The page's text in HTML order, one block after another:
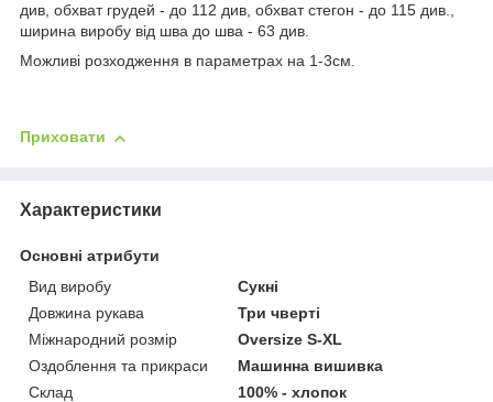
див, обхват грудей - до 112 див, обхват стегон - до 115 див.,
ширина виробу від шва до шва - 63 див.
Можливі розходження в параметрах на 1-3см.
Приховати
Характеристики
Основні атрибути
Вид виробу
Сукні
Довжина рукава
Три чверті
Міжнародний розмір
Oversize S-XL
Оздоблення та прикраси
Машинна вишивка
Склад
100% - хлопок